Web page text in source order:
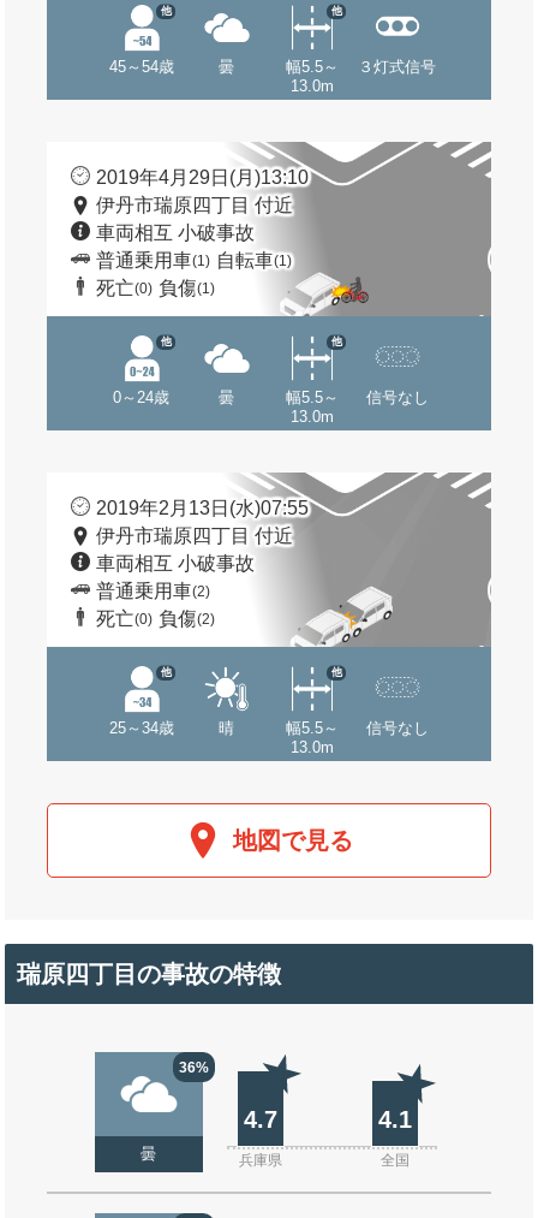
45～54歳
他
曇
幅5.5～
13.0m
他
３灯式信号
2019年4月29日(月)13:10
伊丹市瑞原四丁目 付近
車両相互 小破事故
普通乗用車(1) 自転車(1)
死亡(0) 負傷(1)
0～24歳
他
曇
幅5.5～
13.0m
他
信号なし
2019年2月13日(水)07:55
伊丹市瑞原四丁目 付近
車両相互 小破事故
普通乗用車(2)
死亡(0) 負傷(2)
25～34歳
他
晴
幅5.5～
13.0m
他
信号なし
地図で見る
瑞原四丁目の事故の特徴
36%
曇
4.7 4.1
兵庫県 全国